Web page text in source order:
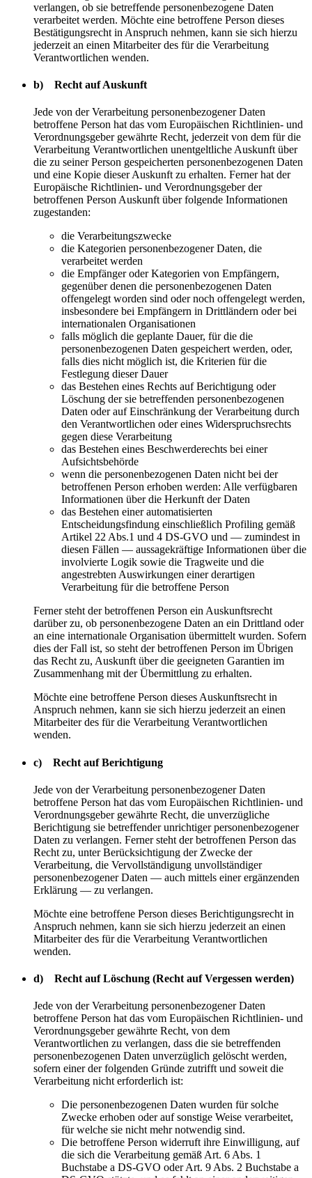
verlangen, ob sie betreffende personenbezogene Daten
verarbeitet werden. Möchte eine betroffene Person dieses
Bestätigungsrecht in Anspruch nehmen, kann sie sich hierzu
jederzeit an einen Mitarbeiter des für die Verarbeitung
Verantwortlichen wenden.
b) Recht auf Auskunft
Jede von der Verarbeitung personenbezogener Daten
betroffene Person hat das vom Europäischen Richtlinien- und
Verordnungsgeber gewährte Recht, jederzeit von dem für die
Verarbeitung Verantwortlichen unentgeltliche Auskunft über
die zu seiner Person gespeicherten personenbezogenen Daten
und eine Kopie dieser Auskunft zu erhalten. Ferner hat der
Europäische Richtlinien- und Verordnungsgeber der
betroffenen Person Auskunft über folgende Informationen
zugestanden:
die Verarbeitungszwecke
die Kategorien personenbezogener Daten, die
verarbeitet werden
die Empfänger oder Kategorien von Empfängern,
gegenüber denen die personenbezogenen Daten
offengelegt worden sind oder noch offengelegt werden,
insbesondere bei Empfängern in Drittländern oder bei
internationalen Organisationen
falls möglich die geplante Dauer, für die die
personenbezogenen Daten gespeichert werden, oder,
falls dies nicht möglich ist, die Kriterien für die
Festlegung dieser Dauer
das Bestehen eines Rechts auf Berichtigung oder
Löschung der sie betreffenden personenbezogenen
Daten oder auf Einschränkung der Verarbeitung durch
den Verantwortlichen oder eines Widerspruchsrechts
gegen diese Verarbeitung
das Bestehen eines Beschwerderechts bei einer
Aufsichtsbehörde
wenn die personenbezogenen Daten nicht bei der
betroffenen Person erhoben werden: Alle verfügbaren
Informationen über die Herkunft der Daten
das Bestehen einer automatisierten
Entscheidungsfindung einschließlich Profiling gemäß
Artikel 22 Abs.1 und 4 DS-GVO und — zumindest in
diesen Fällen — aussagekräftige Informationen über die
involvierte Logik sowie die Tragweite und die
angestrebten Auswirkungen einer derartigen
Verarbeitung für die betroffene Person
Ferner steht der betroffenen Person ein Auskunftsrecht
darüber zu, ob personenbezogene Daten an ein Drittland oder
an eine internationale Organisation übermittelt wurden. Sofern
dies der Fall ist, so steht der betroffenen Person im Übrigen
das Recht zu, Auskunft über die geeigneten Garantien im
Zusammenhang mit der Übermittlung zu erhalten.
Möchte eine betroffene Person dieses Auskunftsrecht in
Anspruch nehmen, kann sie sich hierzu jederzeit an einen
Mitarbeiter des für die Verarbeitung Verantwortlichen
wenden.
c) Recht auf Berichtigung
Jede von der Verarbeitung personenbezogener Daten
betroffene Person hat das vom Europäischen Richtlinien- und
Verordnungsgeber gewährte Recht, die unverzügliche
Berichtigung sie betreffender unrichtiger personenbezogener
Daten zu verlangen. Ferner steht der betroffenen Person das
Recht zu, unter Berücksichtigung der Zwecke der
Verarbeitung, die Vervollständigung unvollständiger
personenbezogener Daten — auch mittels einer ergänzenden
Erklärung — zu verlangen.
Möchte eine betroffene Person dieses Berichtigungsrecht in
Anspruch nehmen, kann sie sich hierzu jederzeit an einen
Mitarbeiter des für die Verarbeitung Verantwortlichen
wenden.
d) Recht auf Löschung (Recht auf Vergessen werden)
Jede von der Verarbeitung personenbezogener Daten
betroffene Person hat das vom Europäischen Richtlinien- und
Verordnungsgeber gewährte Recht, von dem
Verantwortlichen zu verlangen, dass die sie betreffenden
personenbezogenen Daten unverzüglich gelöscht werden,
sofern einer der folgenden Gründe zutrifft und soweit die
Verarbeitung nicht erforderlich ist:
Die personenbezogenen Daten wurden für solche
Zwecke erhoben oder auf sonstige Weise verarbeitet,
für welche sie nicht mehr notwendig sind.
Die betroffene Person widerruft ihre Einwilligung, auf
die sich die Verarbeitung gemäß Art. 6 Abs. 1
Buchstabe a DS-GVO oder Art. 9 Abs. 2 Buchstabe a